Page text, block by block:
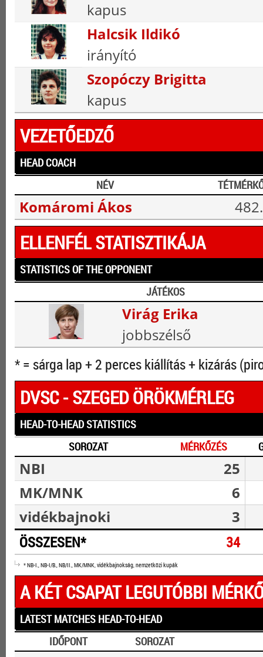
kapus
Halcsik Ildikó
irányító
Szopóczy Brigitta
kapus
VEZETŐEDZŐ
HEAD COACH
NÉV
Komáromi Ákos 482.
ELLENFÉL STATISZTIKÁJA
STATISTICS OF THE OPPONENT
JÁTÉKOS
Virág Erika
jobbszélső
* = sárga lap + 2 perces kiállítás + kizárás
DVSC - SZEGED ÖRÖKMÉRLEG
HEAD-TO-HEAD STATISTICS
SOROZAT
MÉRKŐZÉS
NBI 25
MK/MNK
6
vidékbajnoki
3
ÖSSZESEN* 34
* NB-I., NB-I/B., NB/II., MK/MNK, vidékbajnokság, nemzetközi kupák
A KÉT CSAPAT LEGUTÓBBI
LATEST MATCHES HEAD-TO-HEAD
IDŐPONT
SOROZAT